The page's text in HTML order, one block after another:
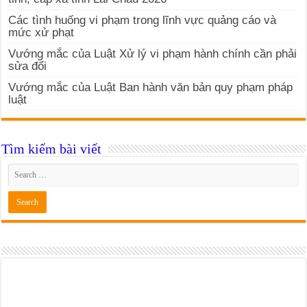
Các tình huống vi phạm trong lĩnh vực quảng cáo và
mức xử phạt
Vướng mắc của Luật Xử lý vi phạm hành chính cần phải
sửa đổi
Vướng mắc của Luật Ban hành văn bản quy phạm pháp
luật
Tìm kiếm bài viết